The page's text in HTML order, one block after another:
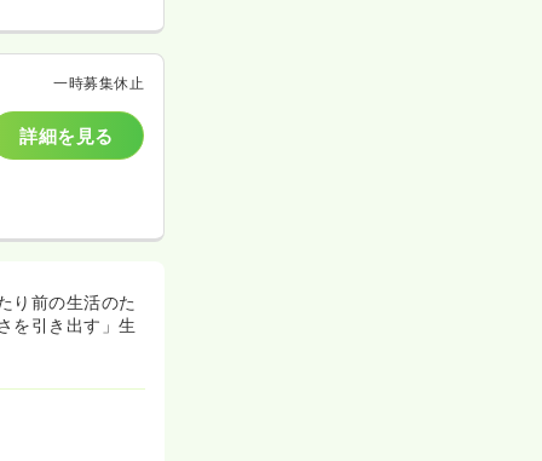
一時募集休止
詳細を見る
り前の生活のた
を引き出す」生